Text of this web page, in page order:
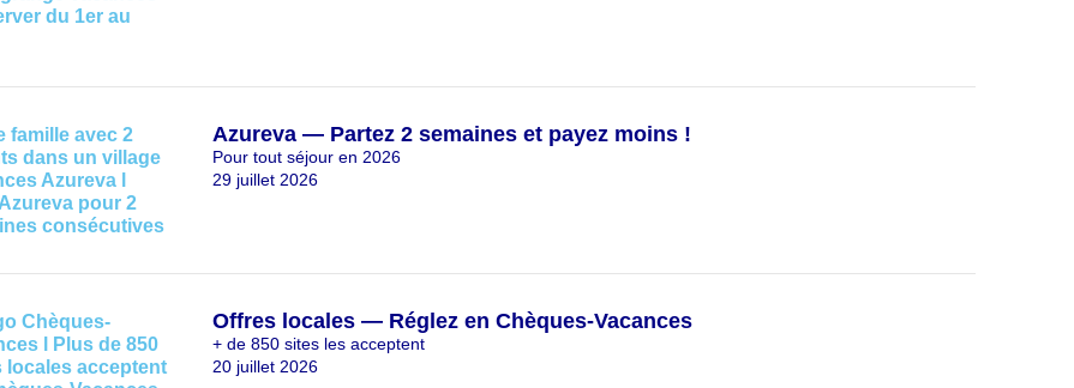
Azureva — Partez 2 semaines et payez moins !
Pour tout séjour en 2026
29 juillet 2026
Offres locales — Réglez en Chèques-Vacances
+ de 850 sites les acceptent
20 juillet 2026